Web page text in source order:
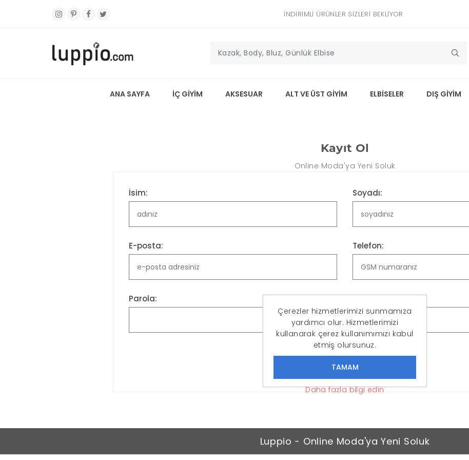
İNDIRIMLI ÜRÜNLER SIZLERI BEKLIYOR
ANA SAYFA İÇ GİYİM AKSESUAR ALT VE ÜST GİYİM ELBİSELER DIŞ GİYİM
Kayıt Ol
Online Moda'ya Yeni Soluk
İsim: Soyadı:
E-posta: Telefon:
Parola: Şifreyi Onayla:
KAYIT OL
Luppio - Online Moda'ya Yeni Soluk
Çerezler hizmetlerimizi sunmamıza
yardımcı olur. Hizmetlerimizi
kullanarak çerez kullanımımızı kabul
etmiş olursunuz.
Daha fazla bilgi edin